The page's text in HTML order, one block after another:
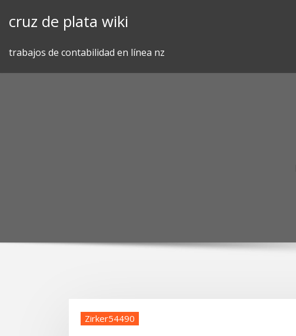
cruz de plata wiki
trabajos de contabilidad en línea nz
Zirker54490